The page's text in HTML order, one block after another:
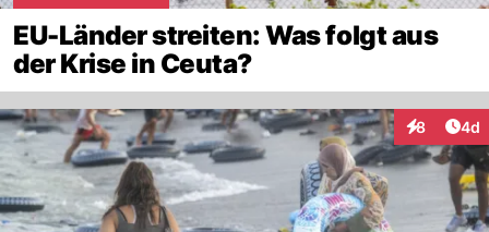
EU-Länder streiten: Was folgt aus
der Krise in Ceuta?
8 4d